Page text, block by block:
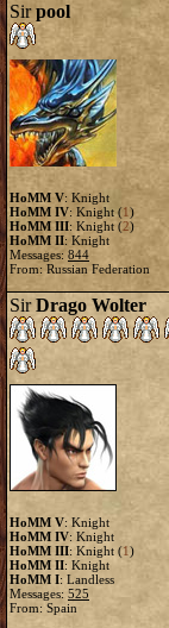
Sirpool
HoMM V: Knight
HoMM IV: Knight (1)
HoMM III: Knight (2)
HoMM II: Knight
Messages: 844
From: Russian Federation
SirDrago Wolter
HoMM V: Knight
HoMM IV: Knight
HoMM III: Knight (1)
HoMM II: Knight
HoMM I: Landless
Messages: 525
From: Spain